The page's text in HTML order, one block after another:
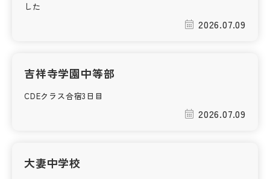
特集
した
2026.07.09
吉祥寺学園中等部
CDEクラス合宿3日目
2026.07.09
大妻中学校